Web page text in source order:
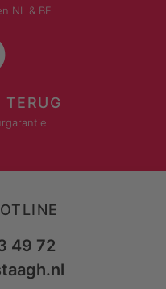
NL & BE
TERUG
49 72